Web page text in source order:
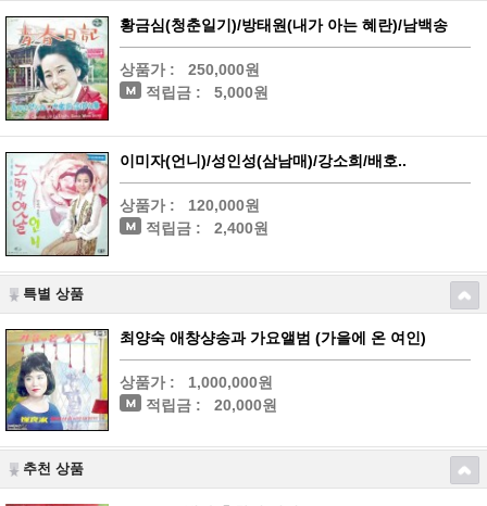
황금심(청춘일기)/방태원(내가 아는 혜란)/남백송
상품가 :
250,000원
적립금 :
5,000원
이미자(언니)/성인성(삼남매)/강소희/배호..
상품가 :
120,000원
적립금 :
2,400원
특별 상품
최양숙 애창샹송과 가요앨범 (가을에 온 여인)
상품가 :
1,000,000원
적립금 :
20,000원
추천 상품